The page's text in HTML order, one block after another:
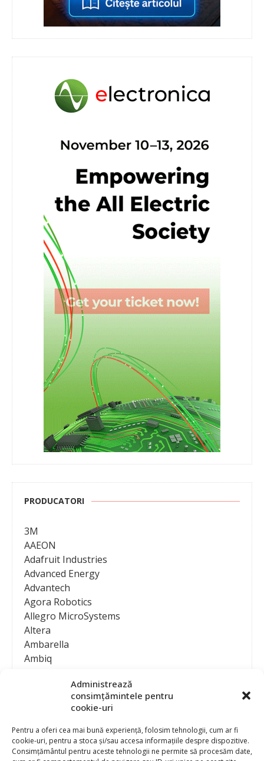
Administrează
consimțămintele pentru
cookie-uri
Pentru a oferi cea mai bună experiență, folosim tehnologii, cum ar fi
cookie-uri, pentru a stoca și/sau accesa informațiile despre dispozitive.
Consimțământul pentru aceste tehnologii ne permite să procesăm date,
PRODUCATORI
3M
AAEON
Adafruit Industries
Advanced Energy
Advantech
Agora Robotics
Allegro MicroSystems
Altera
Ambarella
Ambiq
Analog Devices
Anritsu Corporation
Ansys
APS
Arduino